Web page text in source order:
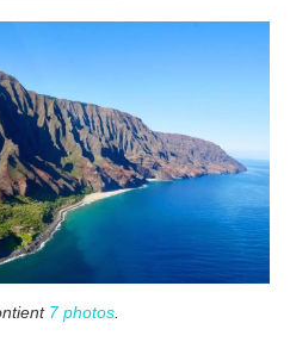
7 photos